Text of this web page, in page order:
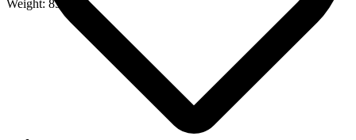
Weight: 851 g